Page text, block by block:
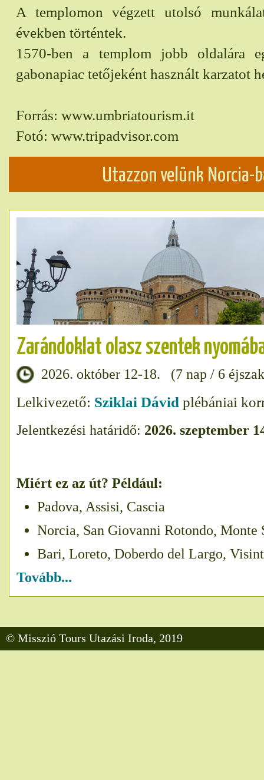
A templomon végzett utolsó
években történtek.
1570-ben a templom jobb oldalára
gabonapiac tetőjeként használt karzatot
Forrás: www.umbriatourism.it
Fotó: www.tripadvisor.com
Utazzon velünk Norcia-
Zarándoklat olasz szentek
2026. október 12-18. (7 nap / 6
Lelkivezető: Sziklai Dávid plébániai
Jelentkezési határidő: 2026. szeptember
Miért ez az út? Például:
Padova, Assisi, Cascia
Norcia, San Giovanni Rotondo, Monte
Bari, Loreto, Doberdo del Largo,
Tovább...
© Misszió Tours Utazási Iroda, 2019